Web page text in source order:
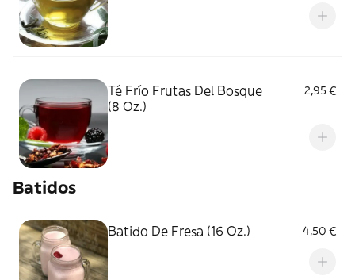
Té Frío Frutas Del Bosque
(8 Oz.)
2,95 €
Batidos
Batido De Fresa (16 Oz.) 4,50 €